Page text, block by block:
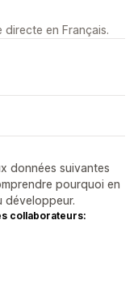
directe en Français.
données suivantes
pourquoi en
développeur.
collaborateurs: